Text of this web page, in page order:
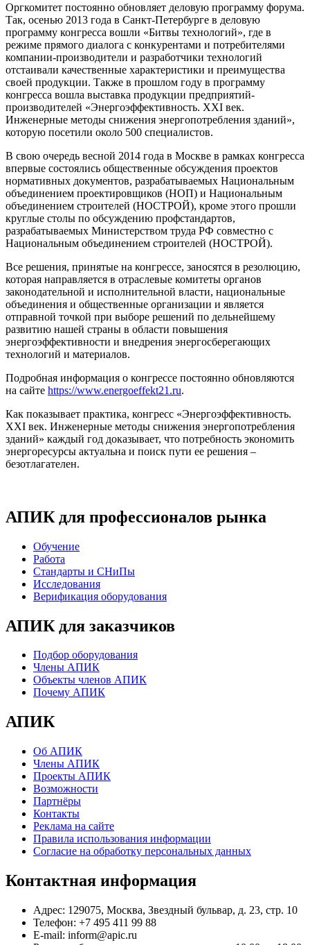
Оргкомитет постоянно обновляет деловую программу форума.
Так, осенью 2013 года в Санкт-Петербурге в деловую
программу конгресса вошли «Битвы технологий», где в
режиме прямого диалога с конкурентами и потребителями
компании-производители и разработчики технологий
отстаивали качественные характеристики и преимущества
своей продукции. Также в прошлом году в программу
конгресса вошла выставка продукции предприятий-
производителей «Энергоэффективность. XXI век.
Инженерные методы снижения энергопотребления зданий»,
которую посетили около 500 специалистов.
В свою очередь весной 2014 года в Москве в рамках конгресса
впервые состоялись общественные обсуждения проектов
нормативных документов, разрабатываемых Национальным
объединением проектировщиков (НОП) и Национальным
объединением строителей (НОСТРОЙ), кроме этого прошли
круглые столы по обсуждению профстандартов,
разрабатываемых Министерством труда РФ совместно с
Национальным объединением строителей (НОСТРОЙ).
Все решения, принятые на конгрессе, заносятся в резолюцию,
которая направляется в отраслевые комитеты органов
законодательной и исполнительной власти, национальные
объединения и общественные организации и является
отправной точкой при выборе решений по дельнейшему
развитию нашей страны в области повышения
энергоэффективности и внедрения энергосберегающих
технологий и материалов.
Подробная информация о конгрессе постоянно обновляются
на сайте https://www.energoeffekt21.ru.
Как показывает практика, конгресс «Энергоэффективность.
XXI век. Инженерные методы снижения энергопотребления
зданий» каждый год доказывает, что потребность экономить
энергоресурсы актуальна и поиск пути ее решения –
безотлагателен.
АПИК для профессионалов рынка
Обучение
Работа
Стандарты и СНиПы
Исследования
Верификация оборудования
АПИК для заказчиков
Подбор оборудования
Члены АПИК
Объекты членов АПИК
Почему АПИК
АПИК
Об АПИК
Члены АПИК
Проекты АПИК
Возможности
Партнёры
Контакты
Реклама на сайте
Правила использования информации
Согласие на обработку персональных данных
Контактная информация
Адрес: 129075, Москва, Звездный бульвар, д. 23, стр. 10
Телефон: +7 495 411 99 88
E-mail: inform@apic.ru